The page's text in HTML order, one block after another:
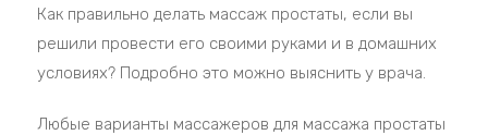
Как правильно делать массаж простаты, если вы
решили провести его своими руками и в домашних
условиях? Подробно это можно выяснить у врача.
Любые варианты массажеров для массажа простаты